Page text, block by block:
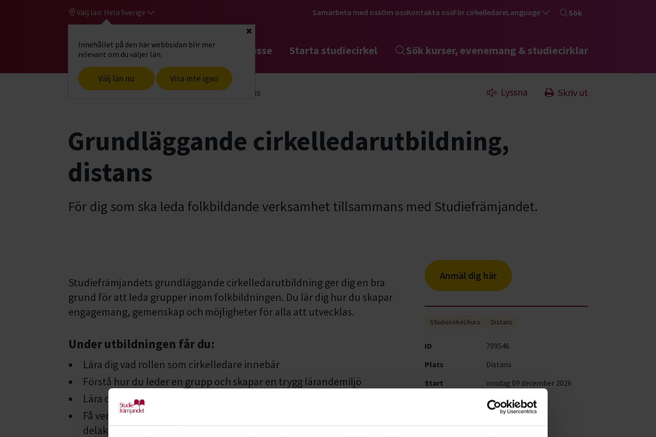
Välj län: Hela Sverige
Innehållet på den här webbsidan blir mer
relevant om du väljer län.
Välj län nu Visa inte igen
Stäng
Samarbeta med ossOm ossKontakta ossFör cirkelledareLanguage Sök
Gå till studiefrämjandets startsidaHitta intresse Starta studiecirkel Sök kurser, evenemang & studiecirklar
Start Grundläggande cirkelledarutbildning, distans Lyssna Skriv ut
Grundläggande cirkelledarutbildning,
distans
För dig som ska leda folkbildande verksamhet tillsammans med Studiefrämjandet.
Studiefrämjandets grundläggande cirkelledarutbildning ger dig en bra
grund för att leda grupper inom folkbildningen. Du lär dig hur du skapar
engagemang, gemenskap och möjligheter för alla att utvecklas.
Under utbildningen får du:
Lära dig vad rollen som cirkelledare innebär
Förstå hur du leder en grupp och skapar en trygg lärandemiljö
Lära dig om folkbildning – vad det är och varför det är viktigt
Få verktyg för att bygga en fungerande grupp med trygghet och
delaktighet
Anmäl dig här
Studiecirkel/kurs Distans
ID
709546
Plats
Distans
Start
onsdag 09 december 2026
18:00 - 21:00